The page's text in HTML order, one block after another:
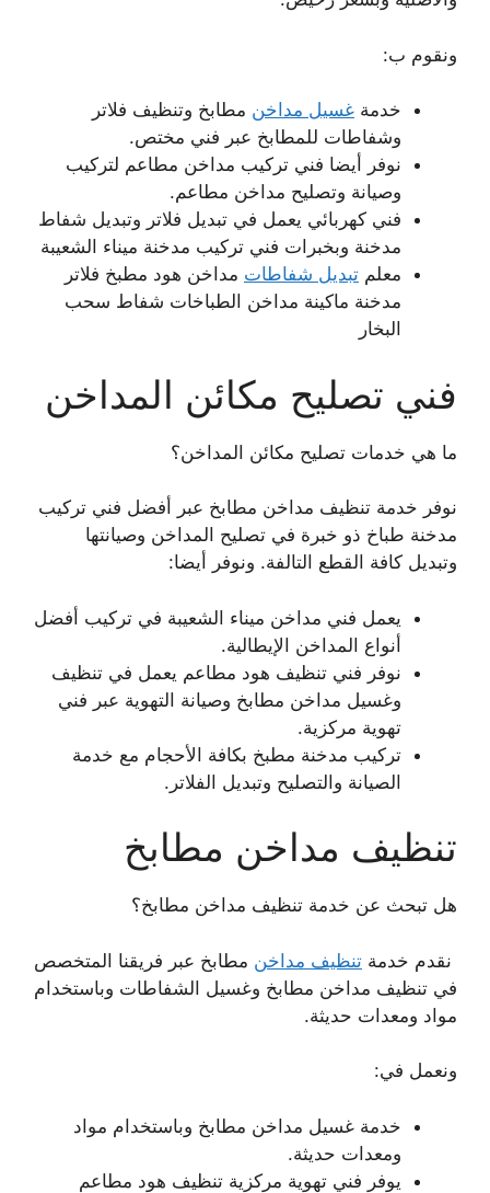
ونقوم ب:
خدمة غسيل مداخن مطابخ وتنظيف فلاتر
وشفاطات للمطابخ عبر فني مختص.
نوفر أيضا فني تركيب مداخن مطاعم لتركيب
وصيانة وتصليح مداخن مطاعم.
فني كهربائي يعمل في تبديل فلاتر وتبديل شفاط
مدخنة وبخبرات فني تركيب مدخنة ميناء الشعيبة
معلم تبديل شفاطات مداخن هود مطبخ فلاتر
مدخنة ماكينة مداخن الطباخات شفاط سحب
البخار
فني تصليح مكائن المداخن
ما هي خدمات تصليح مكائن المداخن؟
نوفر خدمة تنظيف مداخن مطابخ عبر أفضل فني تركيب
مدخنة طباخ ذو خبرة في تصليح المداخن وصيانتها
وتبديل كافة القطع التالفة. ونوفر أيضا:
يعمل فني مداخن ميناء الشعيبة في تركيب أفضل
أنواع المداخن الإيطالية.
نوفر فني تنظيف هود مطاعم يعمل في تنظيف
وغسيل مداخن مطابخ وصيانة التهوية عبر فني
تهوية مركزية.
تركيب مدخنة مطبخ بكافة الأحجام مع خدمة
الصيانة والتصليح وتبديل الفلاتر.
تنظيف مداخن مطابخ
هل تبحث عن خدمة تنظيف مداخن مطابخ؟
نقدم خدمة تنظيف مداخن مطابخ عبر فريقنا المتخصص
في تنظيف مداخن مطابخ وغسيل الشفاطات وباستخدام
مواد ومعدات حديثة.
ونعمل في:
خدمة غسيل مداخن مطابخ وباستخدام مواد
ومعدات حديثة.
يوفر فني تهوية مركزية تنظيف هود مطاعم